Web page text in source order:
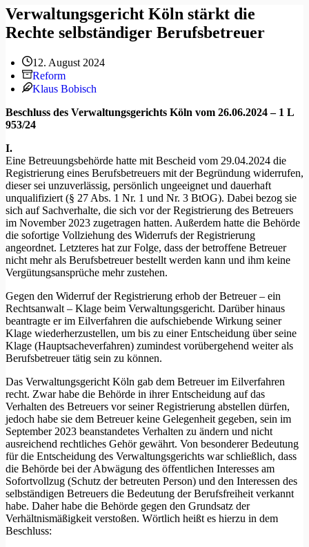
Verwaltungsgericht Köln stärkt die
Rechte selbständiger Berufsbetreuer
12. August 2024
Reform
Klaus Bobisch
Beschluss des Verwaltungsgerichts Köln vom 26.06.2024 – 1 L
953/24
I.
Eine Betreuungsbehörde hatte mit Bescheid vom 29.04.2024 die
Registrierung eines Berufsbetreuers mit der Begründung widerrufen,
dieser sei unzuverlässig, persönlich ungeeignet und dauerhaft
unqualifiziert (§ 27 Abs. 1 Nr. 1 und Nr. 3 BtOG). Dabei bezog sie
sich auf Sachverhalte, die sich vor der Registrierung des Betreuers
im November 2023 zugetragen hatten. Außerdem hatte die Behörde
die sofortige Vollziehung des Widerrufs der Registrierung
angeordnet. Letzteres hat zur Folge, dass der betroffene Betreuer
nicht mehr als Berufsbetreuer bestellt werden kann und ihm keine
Vergütungsansprüche mehr zustehen.
Gegen den Widerruf der Registrierung erhob der Betreuer – ein
Rechtsanwalt – Klage beim Verwaltungsgericht. Darüber hinaus
beantragte er im Eilverfahren die aufschiebende Wirkung seiner
Klage wiederherzustellen, um bis zu einer Entscheidung über seine
Klage (Hauptsacheverfahren) zumindest vorübergehend weiter als
Berufsbetreuer tätig sein zu können.
Das Verwaltungsgericht Köln gab dem Betreuer im Eilverfahren
recht. Zwar habe die Behörde in ihrer Entscheidung auf das
Verhalten des Betreuers vor seiner Registrierung abstellen dürfen,
jedoch habe sie dem Betreuer keine Gelegenheit gegeben, sein im
September 2023 beanstandetes Verhalten zu ändern und nicht
ausreichend rechtliches Gehör gewährt. Von besonderer Bedeutung
für die Entscheidung des Verwaltungsgerichts war schließlich, dass
die Behörde bei der Abwägung des öffentlichen Interesses am
Sofortvollzug (Schutz der betreuten Person) und den Interessen des
selbständigen Betreuers die Bedeutung der Berufsfreiheit verkannt
habe. Daher habe die Behörde gegen den Grundsatz der
Verhältnismäßigkeit verstoßen. Wörtlich heißt es hierzu in dem
Beschluss: